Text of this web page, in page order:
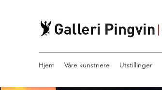
Hjem Våre kunstnere Utstillinger